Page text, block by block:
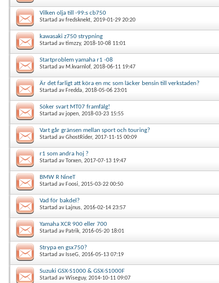
Vilken olja till -99:s cb750
Startad avfredsknekt, 2019-01-29 20:20
kawasaki z750 strypning
Startad avtimzzy, 2018-10-08 11:01
Startproblem yamaha r1 -08
Startad av M.kvarnlof, 2018-06-11 19:47
Är det farligt att köra en mc som läcker bensin till verkstaden?
Startad av Fredda, 2018-05-06 23:01
Söker svart MT07 framfälg!
Startad av jopen, 2018-03-23 15:55
Vart går gränsen mellan sport och touring?
Startad avGhostRider, 2017-11-15 00:09
r1 som andra hoj ?
Startad avTorxen, 2017-07-13 19:47
BMW R NineT
Startad av Foosi, 2015-03-22 00:50
Vad för bakdel?
Startad av Lajnus, 2016-02-14 23:57
Yamaha XCR 900 eller 700
Startad av Patrik, 2016-05-20 18:01
Strypa en gsx750?
Startad av IsseG, 2016-05-13 07:19
Suzuki GSX-S1000 & GSX-S1000F
Startad avWiseguy, 2014-10-11 09:07